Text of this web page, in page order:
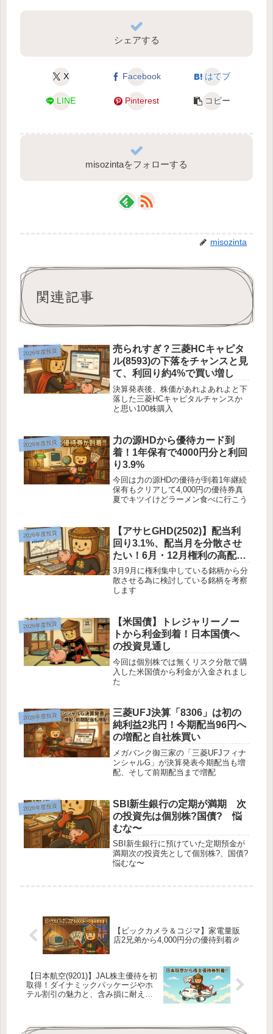
シェアする
X Facebook はてブ
LINE Pinterest コピー
misozintaをフォローする
misozinta
関連記事
2026年度投資
売られすぎ？三菱HCキャピタ
ル(8593)の下落をチャンスと見
て、利回り約4%で買い増し
決算発表後、株価があれよあれよと下
落した三菱HCキャピタルチャンスか
と思い100株購入
2026年度投資
力の源HDから優待カード到
着！1年保有で4000円分と利回
り3.9%
今回は力の源HDの優待が到着1年継続
保有もクリアして4,000円の優待券真
夏でキツイけどラーメン食べに行こう
2026年度投資
【アサヒGHD(2502)】配当利
回り3.1%、配当月を分散させ
たい！6月・12月権利の高配当
株
3月9月に権利集中している銘柄から分
散させる為に検討している銘柄を考察
します
2026年度投資
【米国債】トレジャリーノー
トから利金到着！日本国債へ
の投資見通し
今回は個別株では無くリスク分散で購
入した米国債から利金が入金されまし
た
2026年度投資
三菱UFJ決算「8306」は初の
純利益2兆円！今期配当96円へ
の増配と自社株買い
メガバンク御三家の「三菱UFJフィナ
ンシャルG」が決算発表今期配当も増
配、そして前期配当まで増配
2026年度投資
SBI新生銀行の定期が満期 次
の投資先は個別株?国債? 悩
むな〜
SBI新生銀行に預けていた定期預金が
満期次の投資先として個別株?、国債?
悩むな〜
【ビックカメラ＆コジマ】家電量販
店2兄弟から4,000円分の優待到着🎉
【日本航空(9201)】JAL株主優待を初
取得！ダイナミックパッケージやホ
テル割引の魅力と、含み損に耐える